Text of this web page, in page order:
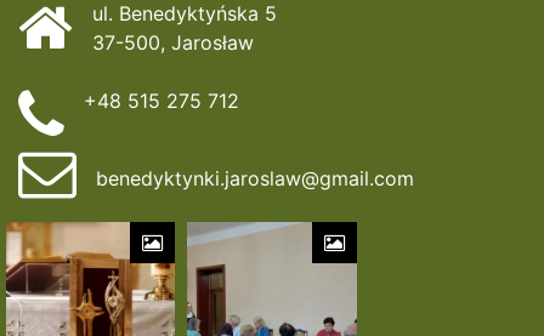
ul. Benedyktyńska 5
37-500, Jarosław
+48 515 275 712
benedyktynki.jaroslaw@gmail.com